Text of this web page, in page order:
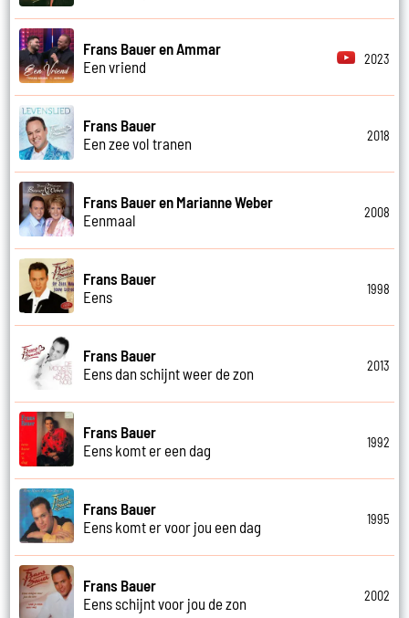
Frans Bauer en Ammar
Een vriend
2023
Frans Bauer
Een zee vol tranen
2018
Frans Bauer en Marianne Weber
Eenmaal
2008
Frans Bauer
Eens
1998
Frans Bauer
Eens dan schijnt weer de zon
2013
Frans Bauer
Eens komt er een dag
1992
Frans Bauer
Eens komt er voor jou een dag
1995
Frans Bauer
Eens schijnt voor jou de zon
2002